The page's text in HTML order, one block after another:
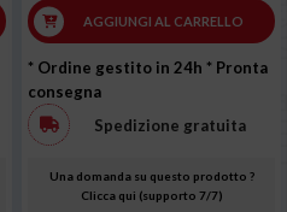
AGGIUNGI AL CARRELLO
* Ordine gestito in 24h * Pronta
consegna
Spedizione gratuita
Una domanda su questo prodotto ?
Clicca qui (supporto 7/7)